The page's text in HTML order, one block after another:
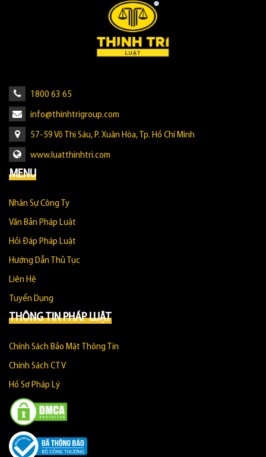
1800 63 65
info@thinhtrigroup.com
57-59 Võ Thị Sáu, P. Xuân Hòa, Tp. Hồ Chí Minh
www.luatthinhtri.com
MENU
Nhân Sự Công Ty
Văn Bản Pháp Luật
Hỏi Đáp Pháp Luật
Hướng Dẫn Thủ Tục
Liên Hệ
Tuyển Dụng
THÔNG TIN PHÁP LUẬT
Chính Sách Bảo Mật Thông Tin
Chính Sách CTV
Hồ Sơ Pháp Lý